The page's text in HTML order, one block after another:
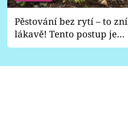
Pěstování bez rytí – to zní
lákavě! Tento postup je
vhodný jen pro některé